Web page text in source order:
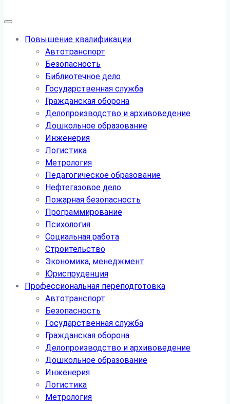
Повышение квалификации
Автотранспорт
Безопасность
Библиотечное дело
Государственная служба
Гражданская оборона
Делопроизводство и архивоведение
Дошкольное образование
Инженерия
Логистика
Метрология
Педагогическое образование
Нефтегазовое дело
Пожарная безопасность
Программирование
Психология
Социальная работа
Строительство
Экономика, менеджмент
Юриспруденция
Профессиональная переподготовка
Автотранспорт
Безопасность
Государственная служба
Гражданская оборона
Делопроизводство и архивоведение
Дошкольное образование
Инженерия
Логистика
Метрология